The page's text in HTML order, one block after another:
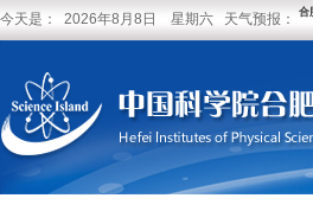
今天是： 2026年8月8日 星期六 天气预报：